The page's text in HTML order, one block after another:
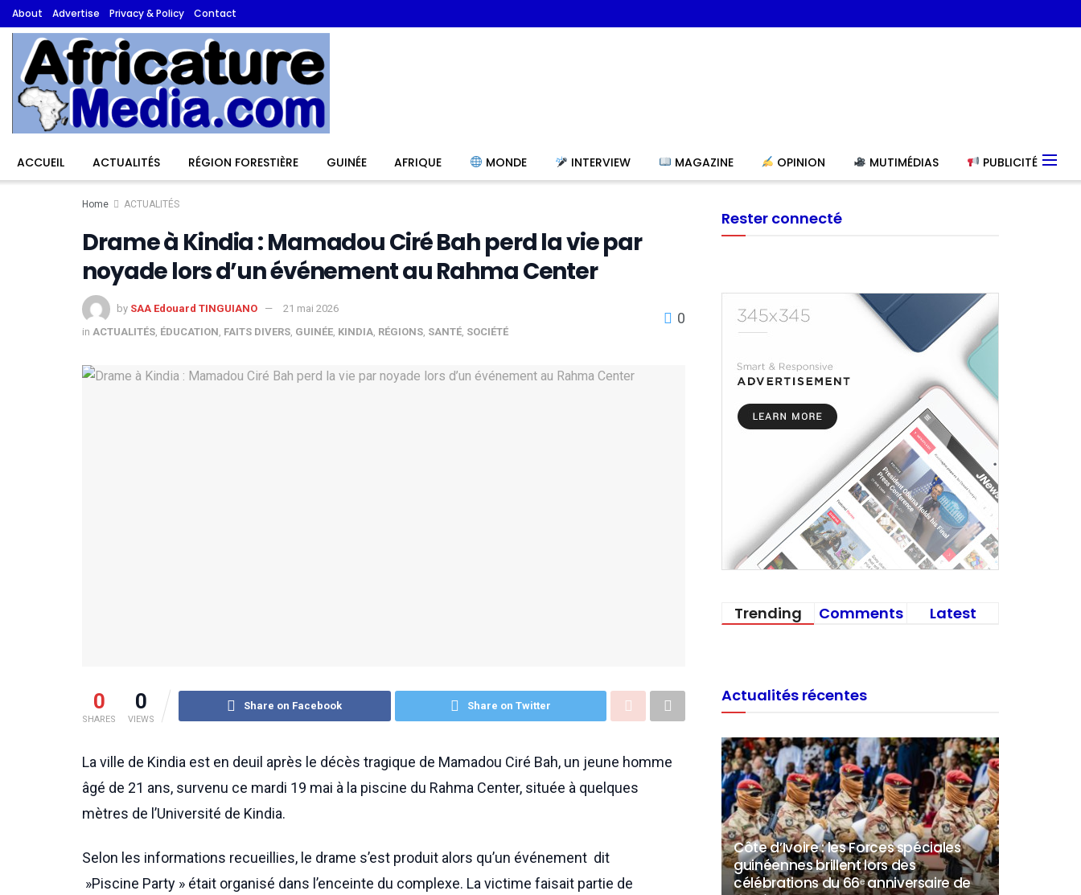
About Advertise Privacy & Policy Contact
ACCUEIL ACTUALITÉS RÉGION FORESTIÈRE GUINÉE AFRIQUE MONDE INTERVIEW MAGAZINE OPINION MUTIMÉDIAS PUBLICITÉ
Home ACTUALITÉS
Drame à Kindia : Mamadou Ciré Bah perd la vie par
noyade lors d’un événement au Rahma Center
by SAA Edouard TINGUIANO
21 mai 2026
in ACTUALITÉS, ÉDUCATION, FAITS DIVERS, GUINÉE, KINDIA, RÉGIONS, SANTÉ, SOCIÉTÉ
0
0
SHARES
0
VIEWS
Share on Facebook Share on Twitter
La ville de Kindia est en deuil après le décès tragique de Mamadou Ciré Bah, un jeune homme
âgé de 21 ans, survenu ce mardi 19 mai à la piscine du Rahma Center, située à quelques
mètres de l’Université de Kindia.
Selon les informations recueillies, le drame s’est produit alors qu’un événement dit
»Piscine Party » était organisé dans l’enceinte du complexe. La victime faisait partie de
Rester connecté
Trending Comments Latest
Actualités récentes
Côte d’Ivoire : les Forces spéciales
guinéennes brillent lors des
célébrations du 66ᵉ anniversaire de